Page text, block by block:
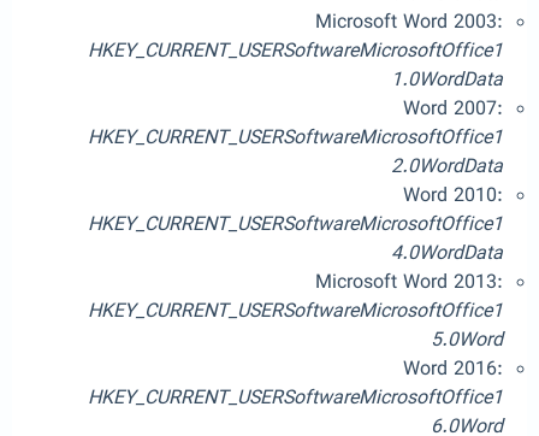
Microsoft Word 2003:
HKEY_CURRENT_USERSoftwareMicrosoftOffice1
1.0WordData
Word 2007:
HKEY_CURRENT_USERSoftwareMicrosoftOffice1
2.0WordData
Word 2010:
HKEY_CURRENT_USERSoftwareMicrosoftOffice1
4.0WordData
Microsoft Word 2013:
HKEY_CURRENT_USERSoftwareMicrosoftOffice1
5.0Word
Word 2016:
HKEY_CURRENT_USERSoftwareMicrosoftOffice1
6.0Word